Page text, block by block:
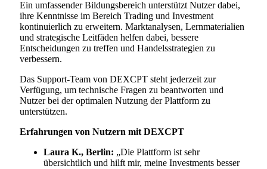
Ein umfassender Bildungsbereich unterstützt Nutzer dabei,
ihre Kenntnisse im Bereich Trading und Investment
kontinuierlich zu erweitern. Marktanalysen, Lernmaterialien
und strategische Leitfäden helfen dabei, bessere
Entscheidungen zu treffen und Handelsstrategien zu
verbessern.
Das Support-Team von DEXCPT steht jederzeit zur
Verfügung, um technische Fragen zu beantworten und
Nutzer bei der optimalen Nutzung der Plattform zu
unterstützen.
Erfahrungen von Nutzern mit DEXCPT
Laura K., Berlin: „Die Plattform ist sehr
übersichtlich und hilft mir, meine Investments besser